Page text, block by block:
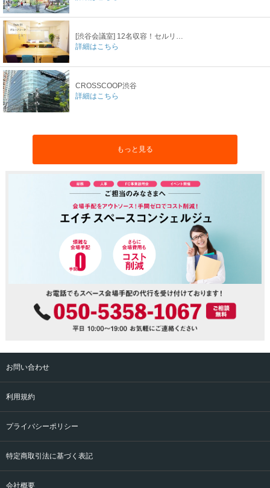
[渋谷会議室] 12名収容！セルリアンタワー近く！
詳細はこちら
CROSSCOOP渋谷
詳細はこちら
もっと見る
お問い合わせ
利用規約
プライバシーポリシー
特定商取引法に基づく表記
会社概要